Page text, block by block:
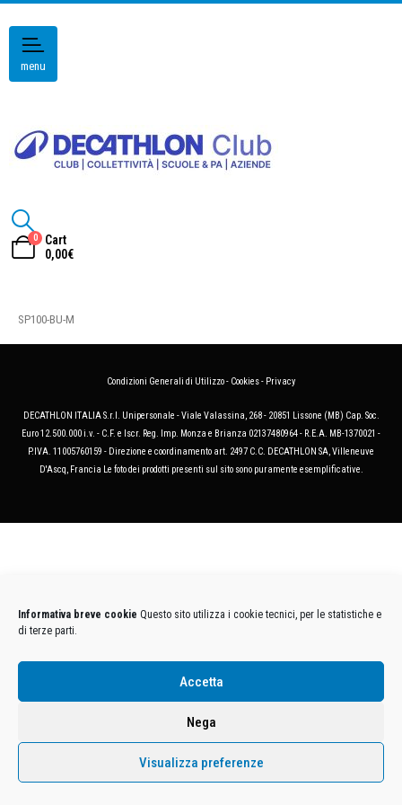
Informativa breve cookie Questo sito utilizza i cookie tecnici, per le statistiche e
di terze parti.
Accetta
Nega
Visualizza preferenze
menu
0
Cart
0,00€
SP100-BU-M
Condizioni Generali di Utilizzo- Cookies- Privacy
DECATHLON ITALIA S.r.l. Unipersonale - Viale Valassina, 268 - 20851 Lissone (MB) Cap. Soc.
Euro 12.500.000 i.v. - C.F. e Iscr. Reg. Imp. Monza e Brianza 02137480964 - R.E.A. MB-1370021 -
P.IVA. 11005760159 - Direzione e coordinamento art. 2497 C.C. DECATHLON SA, Villeneuve
D'Ascq, Francia Le foto dei prodotti presenti sul sito sono puramente esemplificative.